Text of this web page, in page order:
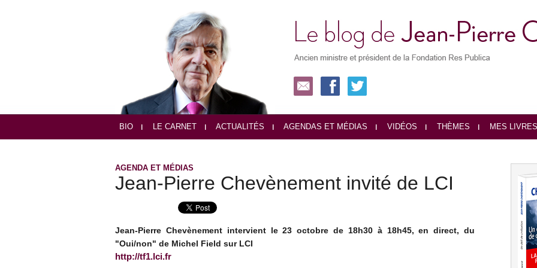
BIO LE CARNET ACTUALITÉS AGENDAS ET MÉDIAS VIDÉOS THÈMES MES LIVRES
AGENDA ET MÉDIAS
Jean-Pierre Chevènement invité de LCI
Jean-Pierre Chevènement intervient le 23 octobre de 18h30 à 18h45, en direct, du
"Oui/non" de Michel Field sur LCI
http://tf1.lci.fr